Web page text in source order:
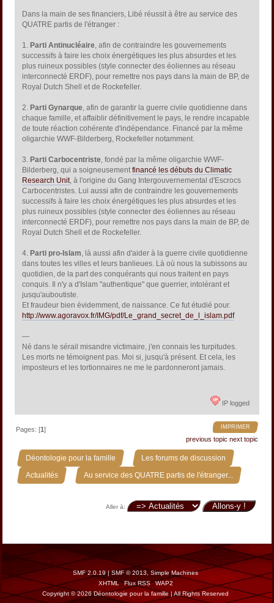
Dans la main de ses financiers, Libé réussit à être au service des
QUATRE partis de l'étranger :
1. Parti Antinucléaire, afin de contraindre les gouvernements
successifs à faire les choix énergétiques les plus absurdes et les
plus ruineux possibles (style connecter des éoliennes au réseau
interconnecté ERDF), pour remettre nos pays dans la main de BP, de
Royal Dutch Shell et de Rockefeller.
2. Parti Gynarque, afin de garantir la guerre civile quotidienne dans
chaque famille, et affaiblir définitivement le pays, le rendre incapable
de toute réaction cohérente d'indépendance. Financé par la même
oligarchie WWF-Bilderberg, Rockefeller notamment.
3. Parti Carbocentriste, fondé par la même oligarchie WWF-
Bilderberg, qui a soigneusementfinancé les débuts du Climatic
Research Unit, à l'origine du Gang Intergouvernemental d'Escrocs
Carbocentristes. Lui aussi afin de contraindre les gouvernements
successifs à faire les choix énergétiques les plus absurdes et les
plus ruineux possibles (style connecter des éoliennes au réseau
interconnecté ERDF), pour remettre nos pays dans la main de BP, de
Royal Dutch Shell et de Rockefeller.
4. Parti pro-Islam, là aussi afin d'aider à la guerre civile quotidienne
dans toutes les villes et leurs banlieues. Là où nous la subissons au
quotidien, de la part des conquérants qui nous traitent en pays
conquis. Il n'y a d'Islam "authentique" que guerrier, intolérant et
jusqu'auboutiste.
Et fraudeur bien évidemment, de naissance. Ce fut étudié pour.
http://www.agoravox.fr/IMG/pdf/Le_grand_secret_de_l_islam.pdf
—
Né dans le sérail misandre victimaire, j'en connais les turpitudes.
Les morts ne témoignent pas. Moi si, jusqu'à présent. Et cela, les
imposteurs et les tortionnaires ne me le pardonneront jamais.
IP logged
IMPRIMER
Pages: [1]
previous topic next topic
Déontologie pour la famille » Les forums de discussion »
Actualités » Au service des QUATRE partis de l'étranger...
Aller à:
SMF 2.0.19|SMF © 2013 Simple Machines
XHTML
Flux RSS
WAP2
Copyright © 2026 Déontologie pour la famille | All Rights Reserved